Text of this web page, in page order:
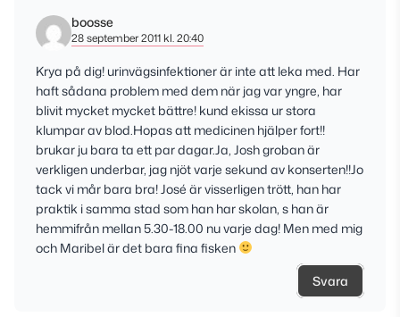
boosse
28 september 2011 kl. 20:40
Krya på dig! urinvägsinfektioner är inte att leka med. Har
haft sådana problem med dem när jag var yngre, har
blivit mycket mycket bättre! kund ekissa ur stora
klumpar av blod.Hopas att medicinen hjälper fort!!
brukar ju bara ta ett par dagar.Ja, Josh groban är
verkligen underbar, jag njöt varje sekund av konserten!!Jo
tack vi mår bara bra! José är visserligen trött, han har
praktik i samma stad som han har skolan, s han är
hemmifrån mellan 5.30-18.00 nu varje dag! Men med mig
och Maribel är det bara fina fisken
Svara